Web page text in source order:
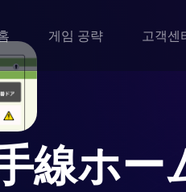
게임 공략 고객센
線ホー